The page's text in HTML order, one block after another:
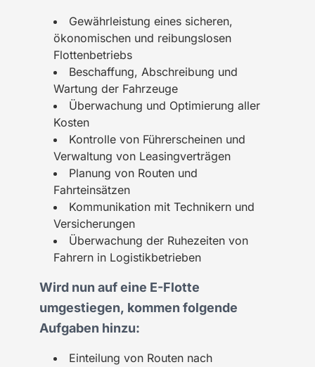
Gewährleistung eines sicheren,
ökonomischen und reibungslosen
Flottenbetriebs
Beschaffung, Abschreibung und
Wartung der Fahrzeuge
Überwachung und Optimierung aller
Kosten
Kontrolle von Führerscheinen und
Verwaltung von Leasingverträgen
Planung von Routen und
Fahrteinsätzen
Kommunikation mit Technikern und
Versicherungen
Überwachung der Ruhezeiten von
Fahrern in Logistikbetrieben
Wird nun auf eine E-Flotte
umgestiegen, kommen folgende
Aufgaben hinzu:
Einteilung von Routen nach